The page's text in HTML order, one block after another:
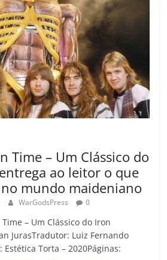
Time – Um Clássico do
ao leitor o que
mundo maideniano
WarGodsPress 0
– Um Clássico do Iron
JurasTradutor: Luiz Fernando
Estética Torta – 2020Páginas: